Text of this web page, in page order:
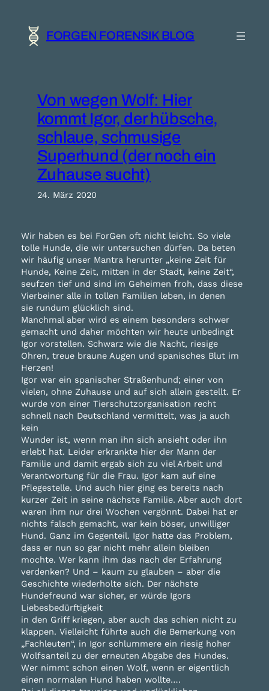
springen
FORGEN FORENSIK BLOG
Von wegen Wolf: Hier
kommt Igor, der hübsche,
schlaue, schmusige
Superhund (der noch ein
Zuhause sucht)
24. März 2020
Wir haben es bei ForGen oft nicht leicht. So viele
tolle Hunde, die wir untersuchen dürfen. Da beten
wir häufig unser Mantra herunter „keine Zeit für
Hunde, Keine Zeit, mitten in der Stadt, keine Zeit“,
seufzen tief und sind im Geheimen froh, dass diese
Vierbeiner alle in tollen Familien leben, in denen
sie rundum glücklich sind.
Manchmal aber wird es einem besonders schwer
gemacht und daher möchten wir heute unbedingt
Igor vorstellen. Schwarz wie die Nacht, riesige
Ohren, treue braune Augen und spanisches Blut im
Herzen!
Igor war ein spanischer Straßenhund; einer von
vielen, ohne Zuhause und auf sich allein gestellt. Er
wurde von einer Tierschutzorganisation recht
schnell nach Deutschland vermittelt, was ja auch
kein
Wunder ist, wenn man ihn sich ansieht oder ihn
erlebt hat. Leider erkrankte hier der Mann der
Familie und damit ergab sich zu viel Arbeit und
Verantwortung für die Frau. Igor kam auf eine
Pflegestelle. Und auch hier ging es bereits nach
kurzer Zeit in seine nächste Familie. Aber auch dort
waren ihm nur drei Wochen vergönnt. Dabei hat er
nichts falsch gemacht, war kein böser, unwilliger
Hund. Ganz im Gegenteil. Igor hatte das Problem,
dass er nun so gar nicht mehr allein bleiben
mochte. Wer kann ihm das nach der Erfahrung
verdenken? Und – kaum zu glauben – aber die
Geschichte wiederholte sich. Der nächste
Hundefreund war sicher, er würde Igors
Liebesbedürftigkeit
in den Griff kriegen, aber auch das schien nicht zu
klappen. Vielleicht führte auch die Bemerkung von
„Fachleuten“, in Igor schlummere ein riesig hoher
Wolfsanteil zu der erneuten Abgabe des Hundes.
Wer nimmt schon einen Wolf, wenn er eigentlich
einen normalen Hund haben wollte….